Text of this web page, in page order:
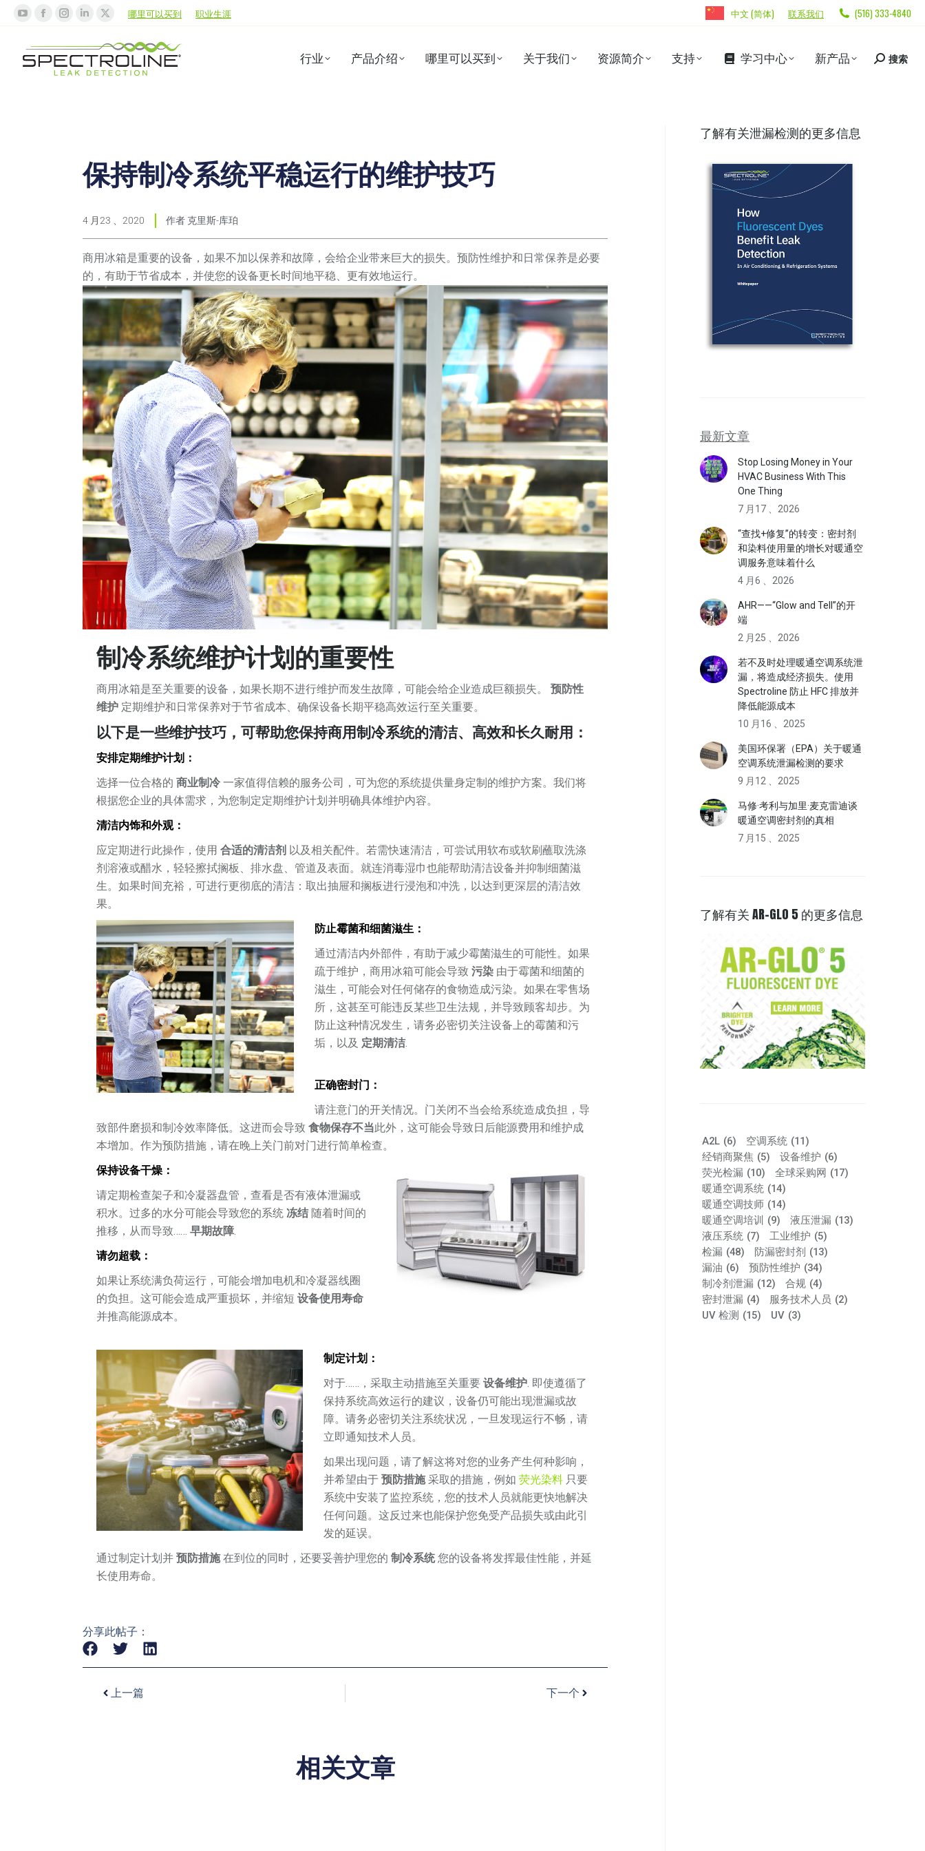
哪里可以买到 职业生涯 中文 (简体) 联系我们 (516) 333-4840
行业 产品介绍 哪里可以买到 关于我们 资源简介 支持 学习中心 新产品 搜索
保持制冷系统平稳运行的维护技巧
4 月23 、2020 作者 克里斯-库珀
商用冰箱是重要的设备，如果不加以保养和故障，会给企业带来巨大的损失。预防性维护和日常保养是必要
的，有助于节省成本，并使您的设备更长时间地平稳、更有效地运行。
制冷系统维护计划的重要性
商用冰箱是至关重要的设备，如果长期不进行维护而发生故障，可能会给企业造成巨额损失。预防性
维护 定期维护和日常保养对于节省成本、确保设备长期平稳高效运行至关重要。
以下是一些维护技巧，可帮助您保持商用制冷系统的清洁、高效和长久耐用：
安排定期维护计划：
选择一位合格的商业制冷一家值得信赖的服务公司，可为您的系统提供量身定制的维护方案。我们将
根据您企业的具体需求，为您制定定期维护计划并明确具体维护内容。
清洁内饰和外观：
应定期进行此操作，使用合适的清洁剂 以及相关配件。若需快速清洁，可尝试用软布或软刷蘸取洗涤
剂溶液或醋水，轻轻擦拭搁板、排水盘、管道及表面。就连消毒湿巾也能帮助清洁设备并抑制细菌滋
生。如果时间充裕，可进行更彻底的清洁：取出抽屉和搁板进行浸泡和冲洗，以达到更深层的清洁效
果。
防止霉菌和细菌滋生：
通过清洁内外部件，有助于减少霉菌滋生的可能性。如果
疏于维护，商用冰箱可能会导致污染 由于霉菌和细菌的
滋生，可能会对任何储存的食物造成污染。如果在零售场
所，这甚至可能违反某些卫生法规，并导致顾客却步。为
防止这种情况发生，请务必密切关注设备上的霉菌和污
垢，以及 定期清洁
正确密封门：
请注意门的开关情况。门关闭不当会给系统造成负担，导
致部件磨损和制冷效率降低。这进而会导致食物保存不当此外，这可能会导致日后能源费用和维护成
本增加。作为预防措施，请在晚上关门前对门进行简单检查。
保持设备干燥：
请定期检查架子和冷凝器盘管，查看是否有液体泄漏或
积水。过多的水分可能会导致您的系统冻结随着时间的
推移，从而导致……早期故障
请勿超载：
如果让系统满负荷运行，可能会增加电机和冷凝器线圈
的负担。这可能会造成严重损坏，并缩短设备使用寿命
并推高能源成本。
制定计划：
对于……，采取主动措施至关重要设备维护 . 即使遵循了
保持系统高效运行的建议，设备仍可能出现泄漏或故
障。请务必密切关注系统状况，一旦发现运行不畅，请
立即通知技术人员。
如果出现问题，请了解这将对您的业务产生何种影响，
并希望由于预防措施采取的措施，例如荧光染料 只要
系统中安装了监控系统，您的技术人员就能更快地解决
任何问题。这反过来也能保护您免受产品损失或由此引
发的延误。
通过制定计划并预防措施在到位的同时，还要妥善护理您的制冷系统您的设备将发挥最佳性能，并延
长使用寿命。
分享此帖子：
上一篇 下一个
相关文章
了解有关泄漏检测的更多信息
最新文章
Stop Losing Money in Your
HVAC Business With This
One Thing
7 月17 、2026
“查找+修复”的转变：密封剂
和染料使用量的增长对暖通空
调服务意味着什么
4 月6 、2026
AHR——“Glow and Tell”的开
端
2 月25 、2026
若不及时处理暖通空调系统泄
漏，将造成经济损失。使用
Spectroline 防止 HFC 排放并
降低能源成本
10 月16 、2025
美国环保署（EPA）关于暖通
空调系统泄漏检测的要求
9 月12 、2025
马修·考利与加里·麦克雷迪谈
暖通空调密封剂的真相
7 月15 、2025
了解有关 AR-GLO 5 的更多信息
A2L (6) 空调系统 (11)
经销商聚焦 (5) 设备维护 (6)
荧光检漏 (10) 全球采购网 (17)
暖通空调系统 (14)
暖通空调技师 (14)
暖通空调培训 (9) 液压泄漏 (13)
液压系统 (7) 工业维护 (5)
检漏 (48) 防漏密封剂 (13)
漏油 (6) 预防性维护 (34)
制冷剂泄漏 (12) 合规 (4)
密封泄漏 (4) 服务技术人员 (2)
UV 检测 (15) UV (3)